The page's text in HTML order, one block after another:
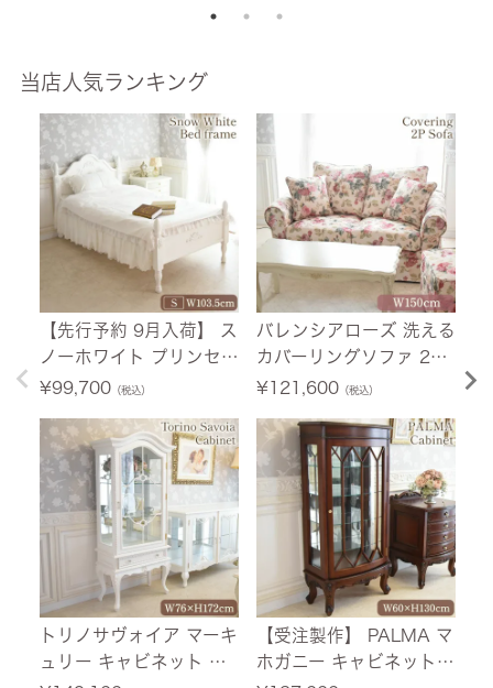
当店人気ランキング
【先行予約 9月入荷】 ス
ノーホワイト プリンセス
シングルベッド ホワイト
設置サービス付】
¥99,700（税込）
トリノサヴォイア マーキ
ュリー キャビネット ホ
バレンシアローズ 洗える
カバーリングソファ 2人
掛け(2P) 薔薇 幅150cm
ス付】
¥121,600（税込）
【受注製作】 PALMA マ
ホガニー キャビネット
¥